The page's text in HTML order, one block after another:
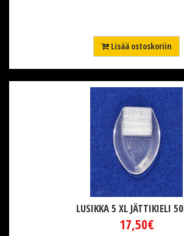
Lisää ostoskoriin
LUSIKKA 5 XL JÄTTIKIELI
17,50€